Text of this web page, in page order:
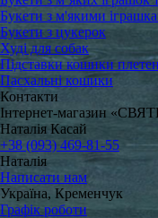
Букети з м'якими
Букети з цукерок
Худі для собак
Підставки кошики
Пасхальні кошики
Контакти
Інтернет-магазин
Наталія Касай
+38 (093) 469-81-55
Наталія
Написати нам
Україна, Кременчук
Графік роботи